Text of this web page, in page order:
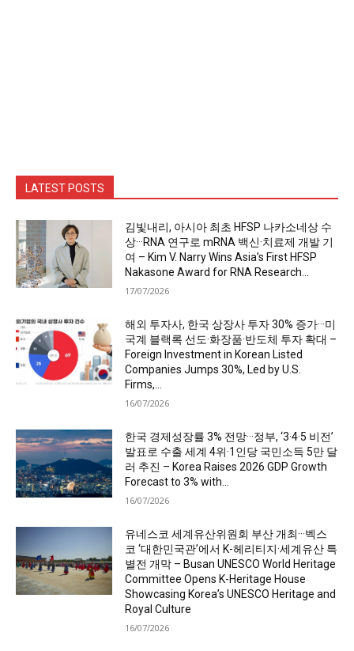
LATEST POSTS
김빛내리, 아시아 최초 HFSP 나카소네상 수
상···RNA 연구로 mRNA 백신·치료제 개발 기
여 – Kim V. Narry Wins Asia’s First HFSP
Nakasone Award for RNA Research...
17/07/2026
해외 투자사, 한국 상장사 투자 30% 증가···미
국계 블랙록 선도·화장품·반도체 투자 확대 –
Foreign Investment in Korean Listed
Companies Jumps 30%, Led by U.S.
Firms,...
16/07/2026
한국 경제성장률 3% 전망···정부, ‘3·4·5 비전’
발표로 수출 세계 4위·1인당 국민소득 5만 달
러 추진 – Korea Raises 2026 GDP Growth
Forecast to 3% with...
16/07/2026
유네스코 세계유산위원회 부산 개최···벡스
코 ‘대한민국관’에서 K-헤리티지·세계유산 특
별전 개막 – Busan UNESCO World Heritage
Committee Opens K-Heritage House
Showcasing Korea’s UNESCO Heritage and
Royal Culture
16/07/2026